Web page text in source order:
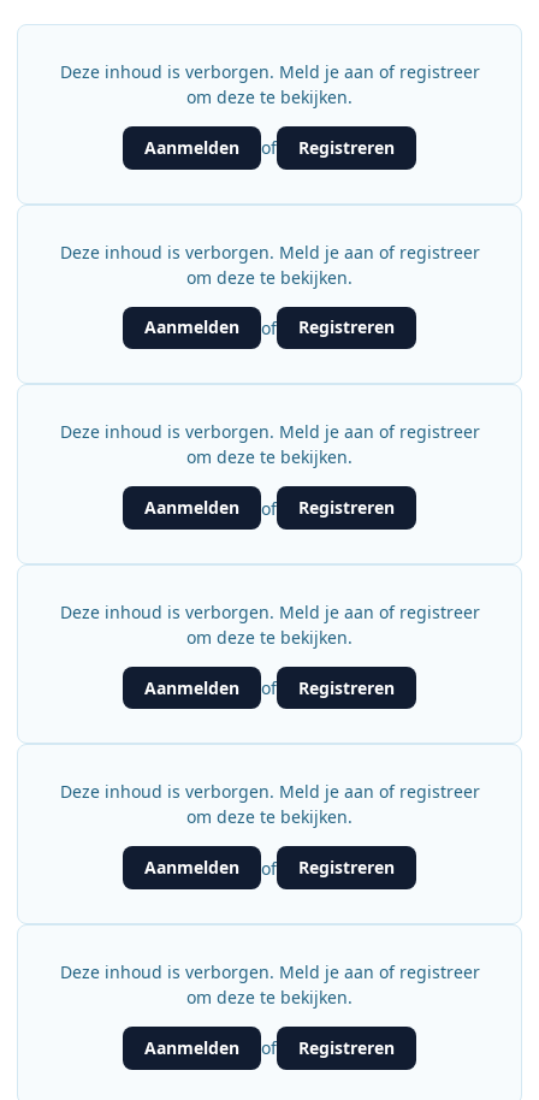
Deze inhoud is verborgen. Meld je aan of registreer
om deze te bekijken.
Aanmelden of Registreren
Deze inhoud is verborgen. Meld je aan of registreer
om deze te bekijken.
Aanmelden of Registreren
Deze inhoud is verborgen. Meld je aan of registreer
om deze te bekijken.
Aanmelden of Registreren
Deze inhoud is verborgen. Meld je aan of registreer
om deze te bekijken.
Aanmelden of Registreren
Deze inhoud is verborgen. Meld je aan of registreer
om deze te bekijken.
Aanmelden of Registreren
Deze inhoud is verborgen. Meld je aan of registreer
om deze te bekijken.
Aanmelden of Registreren